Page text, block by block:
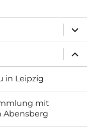
in Leipzig
mit
Abensberg